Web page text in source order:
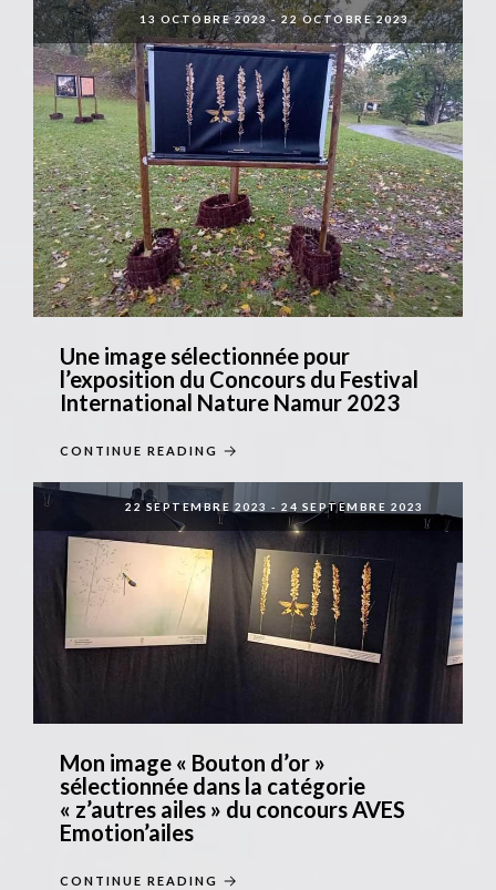
13 OCTOBRE 2023-22 OCTOBRE 2023
Une image sélectionnée pour
l’exposition du Concours du Festival
International Nature Namur 2023
CONTINUE READING
22 SEPTEMBRE 2023 -24 SEPTEMBRE 2023
Mon image « Bouton d’or »
sélectionnée dans la catégorie
« z’autres ailes » du concours AVES
Emotion’ailes
CONTINUE READING